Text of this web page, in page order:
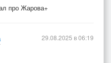
про Жарова+
29.08.2025 в 06:19